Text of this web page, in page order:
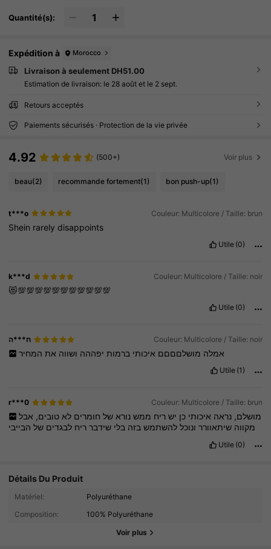
Quantité(s):
Expédition à Morocco
Livraison à seulement DH51.00
Estimation de livraison: le 28 août et le 2 sept.
Retours acceptés
Paiements sécurisés · Protection de la vie privée
4.92 (500+) Voir plus
beau(2) recommande fortement(1) bon push-up(1)
t***o Couleur: Multicolore / Taille: brun
Shein rarelydisappoints
Utile (0)
k***d Couleur: Multicolore / Taille: noir
😻💯💯💯💯💯💯💯💯💯💯💯
Utile (0)
ח***ה Couleur: Multicolore / Taille: noir
אמלה מושלםםםם איכותי ברמות יפההה ושווה את המחיר
Utile (1)
r***0 Couleur: Multicolore / Taille: brun
מושלם,נראהאיכותיכן ישריח ממשנוראשל חומריםלאטובים,אבל
מקווה שיתאוורר ונוכל להשתמש בזה בלי שידבר ריח לבגדים של הבייבי
Utile (0)
Détails Du Produit
Matériel:
Polyuréthane
Composition:
100% Polyuréthane
Voir plus
4K Suiveurs